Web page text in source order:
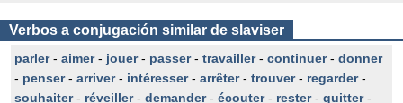
Verbos a conjugación similar de slaviser
parler- aimer- jouer- passer- travailler- continuer- donner
- penser- arriver- intéresser- arrêter- trouver- regarder-
souhaiter- réveiller- demander- écouter- rester- quitter-